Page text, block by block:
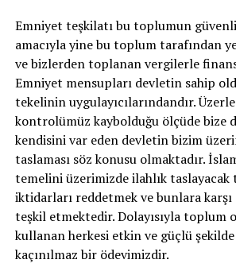
Emniyet teşkilatı bu toplumun
amacıyla yine bu toplum tarafından
ve bizlerden toplanan vergilerle
Emniyet mensupları devletin sahip
tekelinin uygulayıcılarındandır.
kontrolümüz kaybolduğu ölçüde bize
kendisini var eden devletin bizim
taslaması söz konusu olmaktadır.
temelini üzerimizde ilahlık taslayacak
iktidarları reddetmek ve bunlara
teşkil etmektedir. Dolayısıyla toplum
kullanan herkesi etkin ve güçlü
kaçınılmaz bir ödevimizdir.